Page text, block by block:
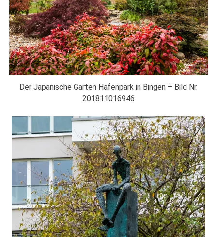
Der Japanische Garten Hafenpark in Bingen – Bild Nr.
201811016946